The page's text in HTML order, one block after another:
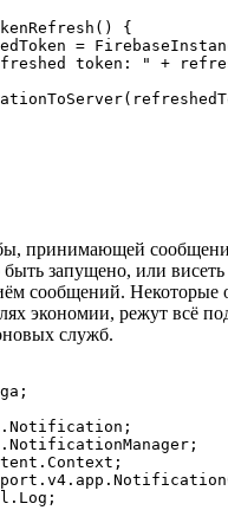
{
=
token: " +
принимающей
запущено, или висеть
сообщений. Некоторые
экономии, режут всё
служб.